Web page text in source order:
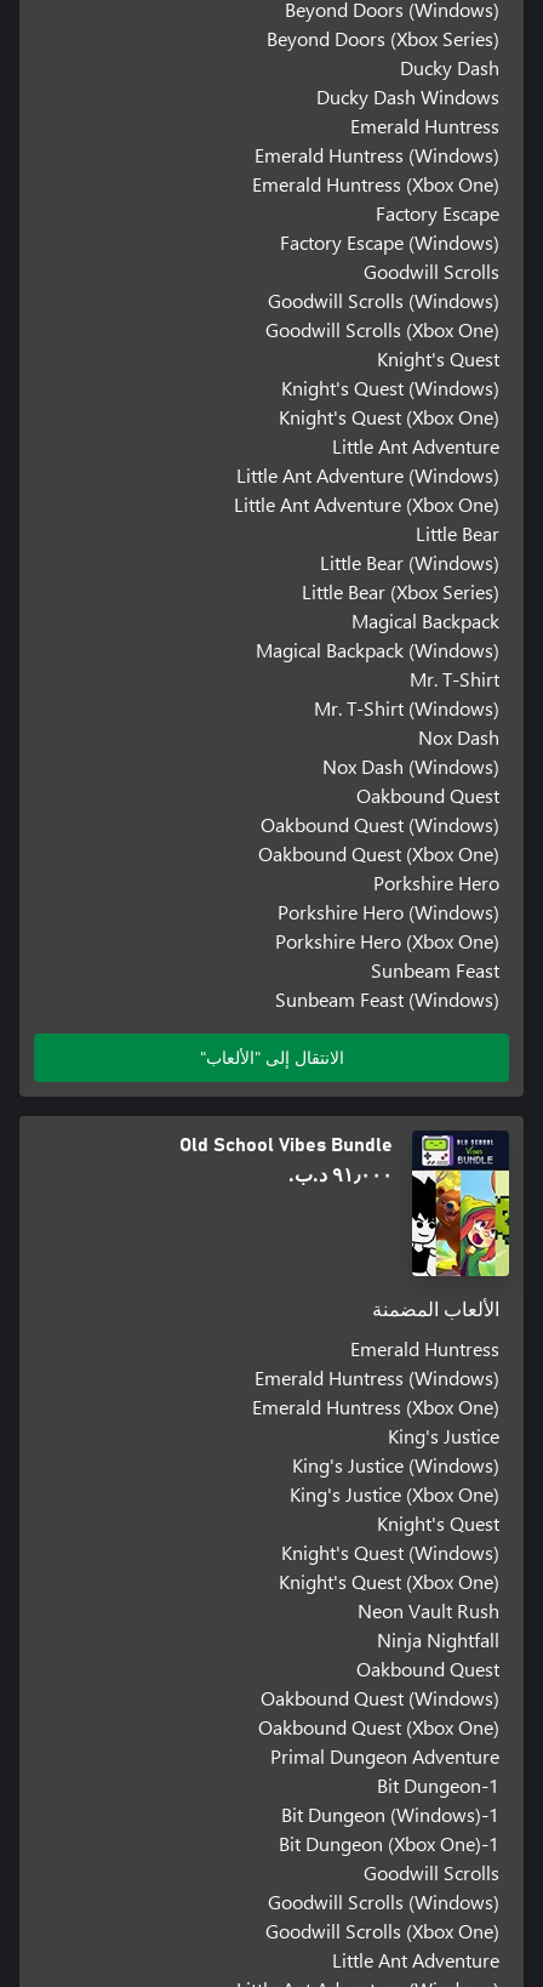
Beyond Doors (Windows)
Beyond Doors (Xbox Series)
Ducky Dash
Ducky Dash Windows
Emerald Huntress
Emerald Huntress (Windows)
Emerald Huntress (Xbox One)
Factory Escape
Factory Escape (Windows)
Goodwill Scrolls
Goodwill Scrolls (Windows)
Goodwill Scrolls (Xbox One)
Knight's Quest
Knight's Quest (Windows)
Knight's Quest (Xbox One)
Little Ant Adventure
Little Ant Adventure (Windows)
Little Ant Adventure (Xbox One)
Little Bear
Little Bear (Windows)
Little Bear (Xbox Series)
Magical Backpack
Magical Backpack (Windows)
Mr. T-Shirt
Mr. T-Shirt (Windows)
Nox Dash
Nox Dash (Windows)
Oakbound Quest
Oakbound Quest (Windows)
Oakbound Quest (Xbox One)
Porkshire Hero
Porkshire Hero (Windows)
Porkshire Hero (Xbox One)
Sunbeam Feast
Sunbeam Feast (Windows)
الانتقال إلى "الألعاب"
Old School Vibes Bundle
٩١٫٠٠٠ د.ب.‏
الألعاب المضمنة
Emerald Huntress
Emerald Huntress (Windows)
Emerald Huntress (Xbox One)
King's Justice
King's Justice (Windows)
King's Justice (Xbox One)
Knight's Quest
Knight's Quest (Windows)
Knight's Quest (Xbox One)
Neon Vault Rush
Ninja Nightfall
Oakbound Quest
Oakbound Quest (Windows)
Oakbound Quest (Xbox One)
Primal Dungeon Adventure
1-Bit Dungeon
1-Bit Dungeon (Windows)
1-Bit Dungeon (Xbox One)
Goodwill Scrolls
Goodwill Scrolls (Windows)
Goodwill Scrolls (Xbox One)
Little Ant Adventure